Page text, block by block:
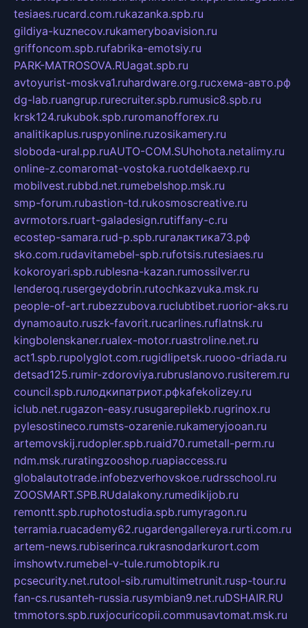
tesiaes.rucard.com.rukazanka.spb.ru
gildiya-kuznecov.rukameryboavision.ru
griffoncom.spb.rufabrika-emotsiy.ru
PARK-MATROSOVA.RUagat.spb.ru
avtoyurist-moskva1.ruhardware.org.ruсхема-авто.рф
dg-lab.ruangrup.rurecruiter.spb.rumusic8.spb.ru
krsk124.rukubok.spb.ruromanofforex.ru
analitikaplus.ruspyonline.ruzosikamery.ru
sloboda-ural.pp.ruAUTO-COM.SUhohota.netalimy.ru
online-z.comaromat-vostoka.ruotdelkaexp.ru
mobilvest.rubbd.net.rumebelshop.msk.ru
smp-forum.rubastion-td.rukosmoscreative.ru
avrmotors.ruart-galadesign.rutiffany-c.ru
ecostep-samara.rud-p.spb.ruгалактика73.рф
sko.com.rudavitamebel-spb.rufotsis.rutesiaes.ru
kokoroyari.spb.rublesna-kazan.rumossilver.ru
lenderoq.rusergeydobrin.rutochkazvuka.msk.ru
people-of-art.rubezzubova.ruclubtibet.ruorior-aks.ru
dynamoauto.ruszk-favorit.rucarlines.ruflatnsk.ru
kingbolenskaner.rualex-motor.ruastroline.net.ru
act1.spb.rupolyglot.com.rugidlipetsk.ruooo-driada.ru
detsad125.rumir-zdoroviya.rubruslanovo.rusiterem.ru
council.spb.ruлодкипатриот.рфkafekolizey.ru
iclub.net.rugazon-easy.rusugarepilekb.rugrinox.ru
pylesostineco.rumsts-ozarenie.rukameryjooan.ru
artemovskij.rudopler.spb.ruaid70.rumetall-perm.ru
ndm.msk.ruratingzooshop.ruapiaccess.ru
globalautotrade.infobezverhovskoe.rudrsschool.ru
ZOOSMART.SPB.RUdalakony.rumedikijob.ru
remontt.spb.ruphotostudia.spb.rumyragon.ru
terramia.ruacademy62.rugardengallereya.rurti.com.ru
artem-news.rubiserinca.rukrasnodarkurort.com
imshowtv.rumebel-v-tule.rumobtopik.ru
pcsecurity.net.rutool-sib.rumultimetrunit.rusp-tour.ru
fan-cs.rusanteh-russia.rusymbian9.net.ruDSHAIR.RU
tmmotors.spb.ruxjocuricopii.commusavtomat.msk.ru